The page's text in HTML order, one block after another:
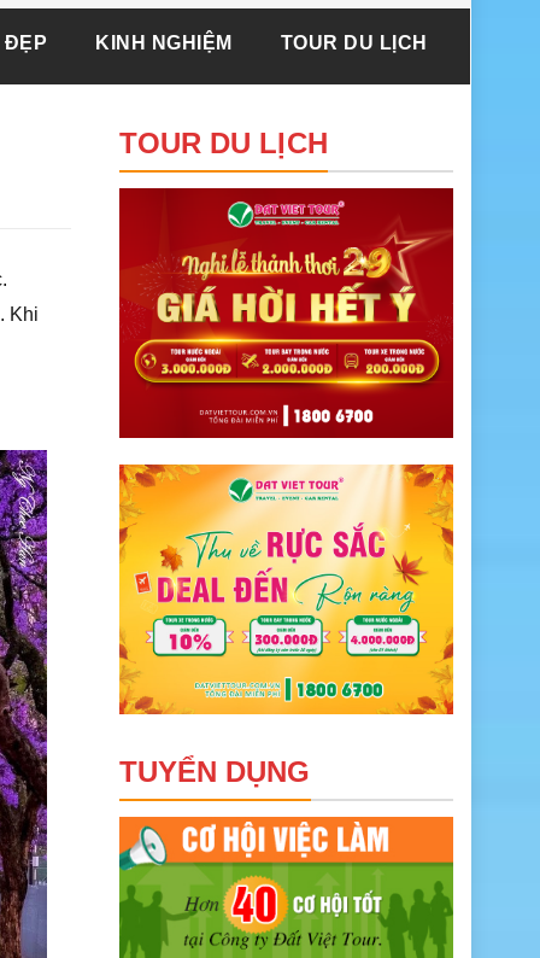
ĐẸP KINH NGHIỆM TOUR DU LỊCH
Khi
TOUR DU LỊCH
TUYỂN DỤNG